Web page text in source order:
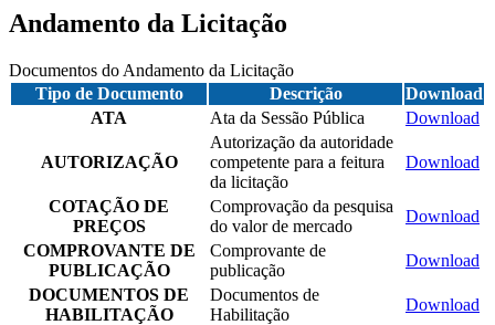
Andamento da Licitação
Documentos do Andamento da Licitação
Tipo de Documento
Descrição
Download
ATA
Ata da Sessão Pública Download
AUTORIZAÇÃO
Autorização da autoridade
competente para a feitura
da licitação
Download
COTAÇÃO DE
PREÇOS
Comprovação da pesquisa
do valor de mercado
Download
COMPROVANTE DE
PUBLICAÇÃO
Comprovante de
publicação
Download
DOCUMENTOS DE
HABILITAÇÃO
Documentos de
Habilitação
Download